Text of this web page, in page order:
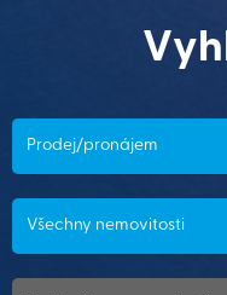
Prodej/pronájem
Všechny nemovitosti